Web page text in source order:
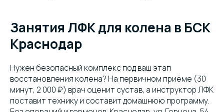
Занятия ЛФК для колена в БСК
Краснодар
Нужен безопасный комплекс под ваш этап
восстановления колена? На первичном приёме (30
минут, 2 000 ₽) врач оценит сустав, а инструктор ЛФК
поставит технику и составит домашнюю программу.